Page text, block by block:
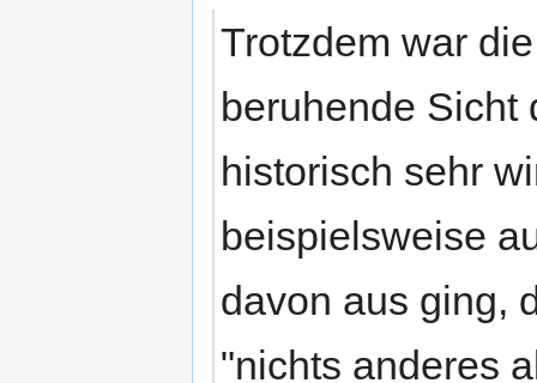
Trotzdem war
beruhende Sicht
historisch sehr
beispielsweise
davon aus ging,
"nichts anderes